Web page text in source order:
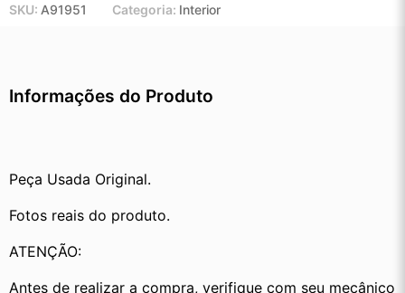
SKU: A91951 Categoria: Interior
Informações do Produto
Peça Usada Original.
Fotos reais do produto.
ATENÇÃO:
Antes de realizar a compra, verifique com seu mecânico